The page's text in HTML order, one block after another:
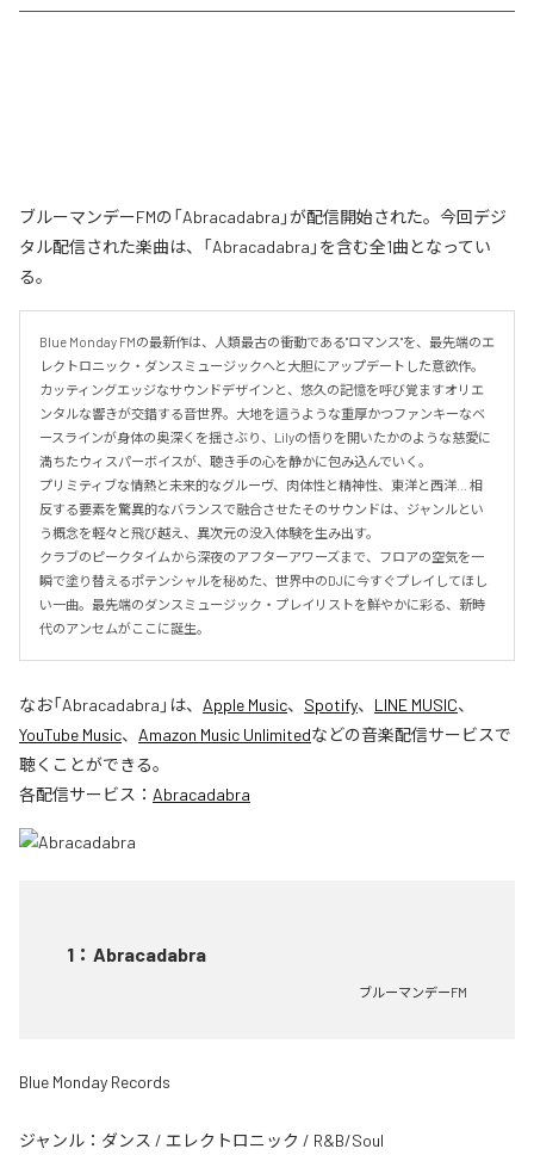
ブルーマンデーFMの「Abracadabra」が配信開始された。今回デジ
タル配信された楽曲は、「Abracadabra」を含む全1曲となってい
る。
Blue Monday FMの最新作は、人類最古の衝動である"ロマンス"を、最先端のエ
レクトロニック・ダンスミュージックへと大胆にアップデートした意欲作。
カッティングエッジなサウンドデザインと、悠久の記憶を呼び覚ますオリエ
ンタルな響きが交錯する音世界。大地を這うような重厚かつファンキーなベ
ースラインが身体の奥深くを揺さぶり、Lilyの悟りを開いたかのような慈愛に
満ちたウィスパーボイスが、聴き手の心を静かに包み込んでいく。
プリミティブな情熱と未来的なグルーヴ、肉体性と精神性、東洋と西洋… 相
反する要素を驚異的なバランスで融合させたそのサウンドは、ジャンルとい
う概念を軽々と飛び越え、異次元の没入体験を生み出す。
クラブのピークタイムから深夜のアフターアワーズまで、フロアの空気を一
瞬で塗り替えるポテンシャルを秘めた、世界中のDJに今すぐプレイしてほし
い一曲。最先端のダンスミュージック・プレイリストを鮮やかに彩る、新時
代のアンセムがここに誕生。
なお「Abracadabra 」は、 Apple Music、 Spotify、 LINE MUSIC、
YouTube Music、 Amazon Music Unlimitedなどの音楽配信サービスで
聴くことができる。
各配信サービス： Abracadabra
1 ： Abracadabra
ブルーマンデーFM
Blue Monday Records
ジャンル： ダンス / エレクトロニック / R&B/Soul